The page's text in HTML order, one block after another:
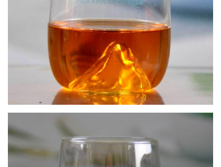
Η εταιρεία και το εργοστάσιο μας καταβάλλουν
πολλές προσπάθειες για τον έλεγχο της ποιότητας.
Παρέχουμε γυάλινα είδη υψηλής ποιότητας με
οικονομική τιμή.Θα θέλαμε να συνεργαστούμε με
τους φίλους και τους επιχειρηματικούς εταίρους
μας από όλο τον κόσμο..